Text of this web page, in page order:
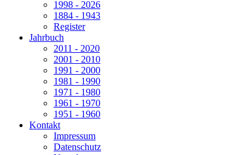
1998 - 2026
1884 - 1943
Register
Jahrbuch
2011 - 2020
2001 - 2010
1991 - 2000
1981 - 1990
1971 - 1980
1961 - 1970
1951 - 1960
Kontakt
Impressum
Datenschutz